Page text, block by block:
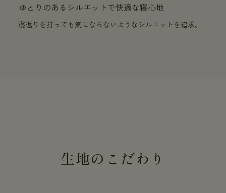
ゆとりのあるシルエットで快適な寝心地
寝返りを打っても気にならないようなシルエットを追求。
生地のこだわり